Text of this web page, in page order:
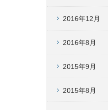
2016年12月
2016年8月
2015年9月
2015年8月